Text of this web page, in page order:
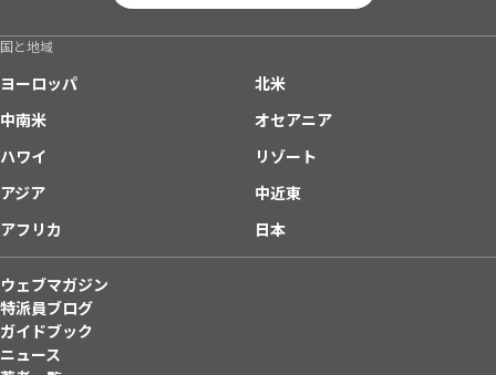
国と地域
ヨーロッパ
北米
中南米
オセアニア
ハワイ
リゾート
アジア
中近東
アフリカ
日本
ウェブマガジン
特派員ブログ
ガイドブック
ニュース